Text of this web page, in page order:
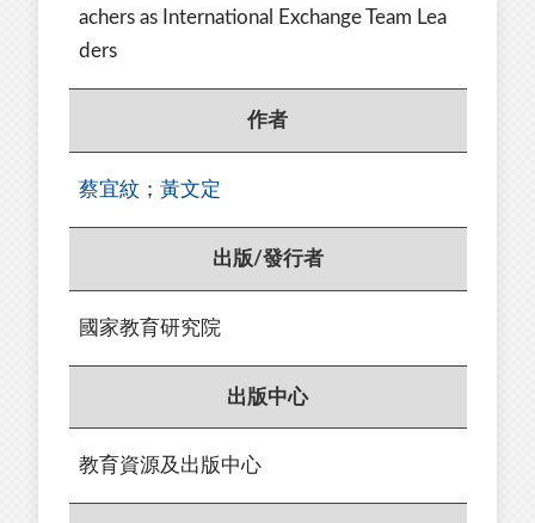
achers as International Exchange Team Lea
ders
作者
蔡宜紋 ； 黃文定
出版/發行者
國家教育研究院
出版中心
教育資源及出版中心